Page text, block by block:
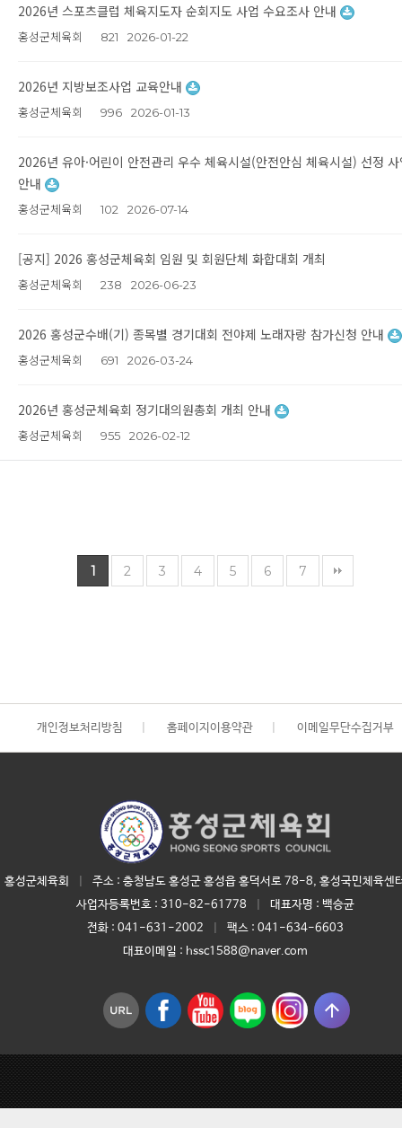
2026년 스포츠클럽 체육지도자 순회지도 사업 수요조사 안내
홍성군체육회 821 2026-01-22
2026년 지방보조사업 교육안내
홍성군체육회 996 2026-01-13
2026년 유아·어린이 안전관리 우수 체육시설(안전안심 체육시설) 선정
안내
홍성군체육회 102 2026-07-14
[공지] 2026 홍성군체육회 임원 및 회원단체 화합대회 개최
홍성군체육회 238 2026-06-23
2026 홍성군수배(기) 종목별 경기대회 전야제 노래자랑 참가신청 안내
홍성군체육회 691 2026-03-24
2026년 홍성군체육회 정기대의원총회 개최 안내
홍성군체육회 955 2026-02-12
1 2 3 4 5 6 7
개인정보처리방침 홈페이지이용약관 이메일무단수집거부
홍성군체육회
주소 : 충청남도 홍성군 홍성읍 홍덕서로 78-8, 홍성국민체육센
사업자등록번호 : 310-82-61778 대표자명 : 백승균
전화 : 041-631-2002
팩스 : 041-634-6603
대표이메일 : hssc1588@naver.com
arrow_upward